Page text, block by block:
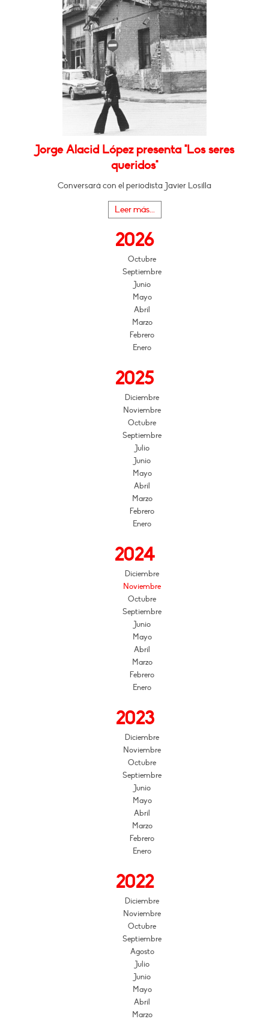
Jorge Alacid López presenta "Los seres
queridos"
Conversará con el periodista Javier Losilla
Leer más...
2026
Octubre
Septiembre
Junio
Mayo
Abril
Marzo
Febrero
Enero
2025
Diciembre
Noviembre
Octubre
Septiembre
Julio
Junio
Mayo
Abril
Marzo
Febrero
Enero
2024
Diciembre
Noviembre
Octubre
Septiembre
Junio
Mayo
Abril
Marzo
Febrero
Enero
2023
Diciembre
Noviembre
Octubre
Septiembre
Junio
Mayo
Abril
Marzo
Febrero
Enero
2022
Diciembre
Noviembre
Octubre
Septiembre
Agosto
Julio
Junio
Mayo
Abril
Marzo